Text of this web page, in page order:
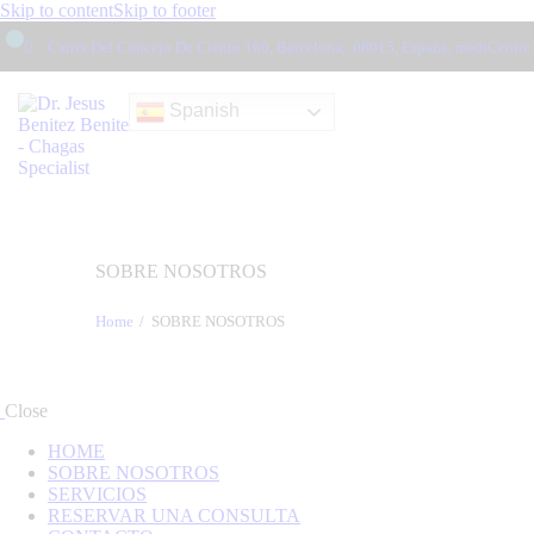
Skip to contentSkip to footer
Carrer Del Concejo De Ciento 160, Barcelona, 08015, España, mediCentre
Spanish
SOBRE NOSOTROS
Home SOBRE NOSOTROS
Close
HOME
SOBRE NOSOTROS
SERVICIOS
RESERVAR UNA CONSULTA